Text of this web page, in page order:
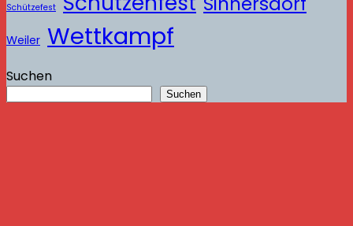
Schützefest
Weiler Wettkampf
Suchen
Suchen